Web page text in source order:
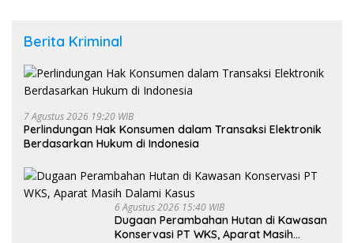
Berita Kriminal
7 Agustus 2026 19:20 WIB
Perlindungan Hak Konsumen dalam Transaksi Elektronik
Berdasarkan Hukum di Indonesia
6 Agustus 2026 15:40 WIB
Dugaan Perambahan Hutan di Kawasan
Konservasi PT WKS, Aparat Masih